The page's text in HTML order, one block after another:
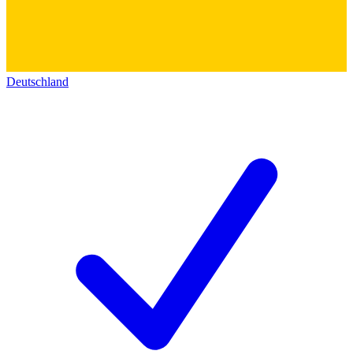
Deutschland